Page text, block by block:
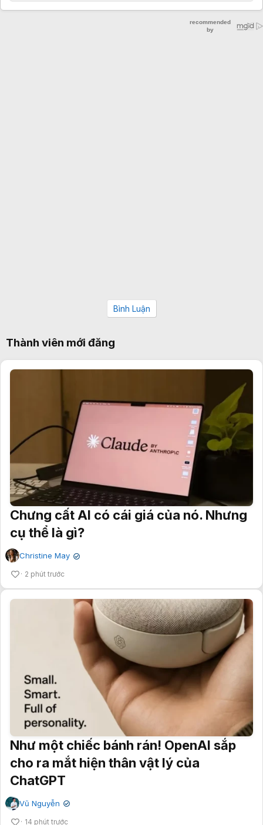
Bình Luận
Thành viên mới đăng
Chưng cất AI có cái giá của nó. Nhưng
cụ thể là gì?
Christine May ✔
2 phút trước
Như một chiếc bánh rán! OpenAI sắp
cho ra mắt hiện thân vật lý của
ChatGPT
Vũ Nguyễn ✔
14 phút trước